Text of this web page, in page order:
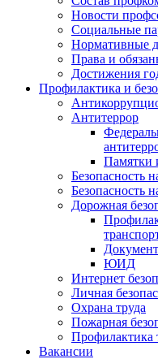
Новости
Социальные
Нормативные
Права и
Достижения
Профилактика и
Антитеррор
Памятки
Безопасность
Безопасность
Дорожная
ЮИД
Интернет
Личная
Охрана труда
Пожарная
Профилактика
Вакансии